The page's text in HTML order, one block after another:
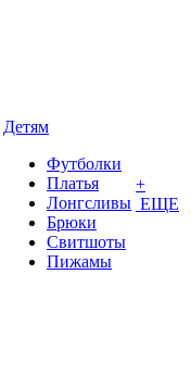
Детям
Футболки
Платья
Лонгсливы
Брюки
Свитшоты
Пижамы
+
ЕЩЕ